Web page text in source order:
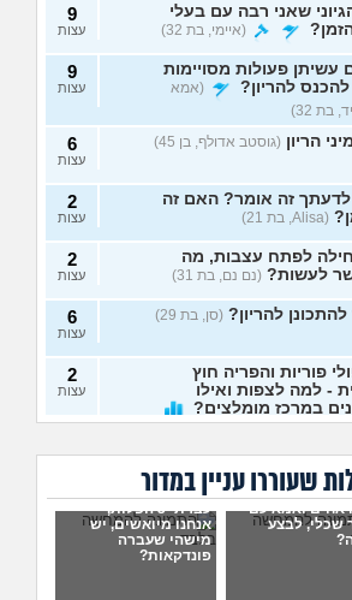
שאני רבה עם בעלי
(איימי, בת 32)
9
עצות
עשיתן פעולות מסויימות
להכנס להריון?
(אמא
בת 32)
9
עצות
הריון (גוסטב אדולף, בן 45) 6
עצות
זה אומר? האם זה
(Alisa, בת 21)
2
עצות
לפתח עצבות, מה
לעשות? (נם נם, בת 31)
2
עצות
להתכונן להריון? (סן, בת 29) 6
עצות
פוריות והפריה חוץ
- למה לצפות ואילו
במרכז מומלצים?
2
עצות
מה"חבורת בנות"
עצובה מזה
שעוררו עניין במדור
אחים ואמא עם
שכלי, לבצע
עברתי 3 הפלות,
אנחנו מיואשים, יש
מישהי שעברה
פונדקאות?